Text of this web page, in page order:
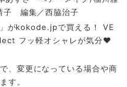
子 編集／西脇治子
がkokode.jpで買える！ VE
フッ軽オシャレが気分♥
、変更になっている場合や商
す。